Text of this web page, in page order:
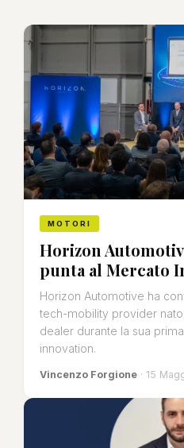
MOTORI
Horizon
punta al Mercato
Horizon Automotive ha
tech-mobility provider
dealer durante la sua
innovation.
Vincenzo Forgione · 15